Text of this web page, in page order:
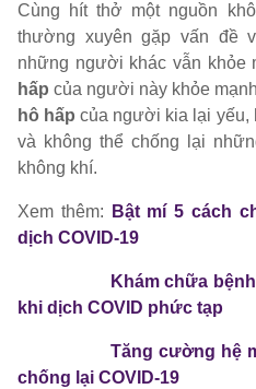
Cùng hít thở một nguồn
thường xuyên gặp vấn đề
những người khác vẫn khỏe
hấp của người này khỏe
hô hấp của người kia lại yếu,
và không thể chống lại
không khí.
Xem thêm:
Bật mí 5 cách
dịch COVID-19
Khám chữa
khi dịch COVID phức tạp
Tăng cường hệ
chống lại COVID-19